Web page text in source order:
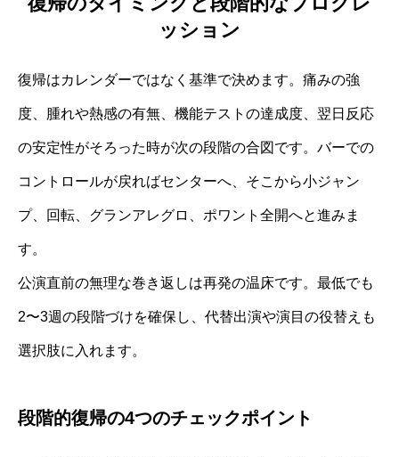
ッション
復帰はカレンダーではなく基準で決めます。痛みの強
度、腫れや熱感の有無、機能テストの達成度、翌日反応
の安定性がそろった時が次の段階の合図です。バーでの
コントロールが戻ればセンターへ、そこから小ジャン
プ、回転、グランアレグロ、ポワント全開へと進みま
す。
公演直前の無理な巻き返しは再発の温床です。最低でも
2〜3週の段階づけを確保し、代替出演や演目の役替えも
選択肢に入れます。
段階的復帰の4つのチェックポイント